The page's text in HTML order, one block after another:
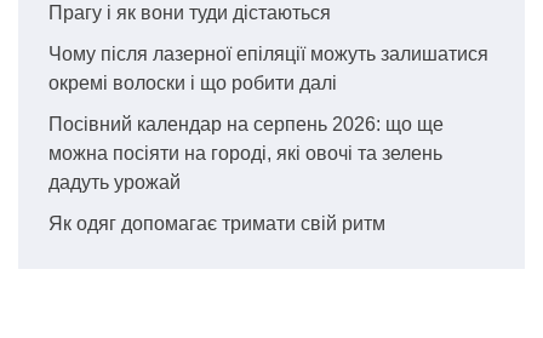
Прагу і як вони туди дістаються
Чому після лазерної епіляції можуть залишатися
окремі волоски і що робити далі
Посівний календар на серпень 2026: що ще
можна посіяти на городі, які овочі та зелень
дадуть урожай
Як одяг допомагає тримати свій ритм